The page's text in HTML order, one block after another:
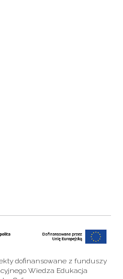
dofinansowane z funduszy
Wiedza Edukacja